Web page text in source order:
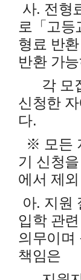
사. 전형
로「고등
형료 반
반환 가
각 모집
신청한
다.
※ 모든
기 신청
에서 제외
아. 지원
입학 관
의무이며
책임은